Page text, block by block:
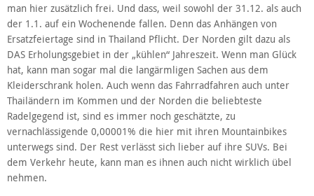
man hier zusätzlich frei. Und dass, weil sowohl der 31.12. als auch
der 1.1. auf ein Wochenende fallen. Denn das Anhängen von
Ersatzfeiertage sind in Thailand Pflicht. Der Norden gilt dazu als
DAS Erholungsgebiet in der „kühlen“ Jahreszeit. Wenn man Glück
hat, kann man sogar mal die langärmligen Sachen aus dem
Kleiderschrank holen. Auch wenn das Fahrradfahren auch unter
Thailändern im Kommen und der Norden die beliebteste
Radelgegend ist, sind es immer noch geschätzte, zu
vernachlässigende 0,00001% die hier mit ihren Mountainbikes
unterwegs sind. Der Rest verlässt sich lieber auf ihre SUVs. Bei
dem Verkehr heute, kann man es ihnen auch nicht wirklich übel
nehmen.